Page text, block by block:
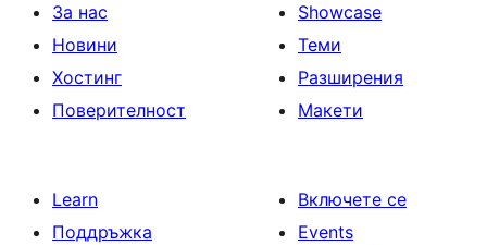
За нас
Новини
Хостинг
Поверителност
Showcase
Теми
Разширения
Макети
Learn
Поддръжка
Включете се
Events